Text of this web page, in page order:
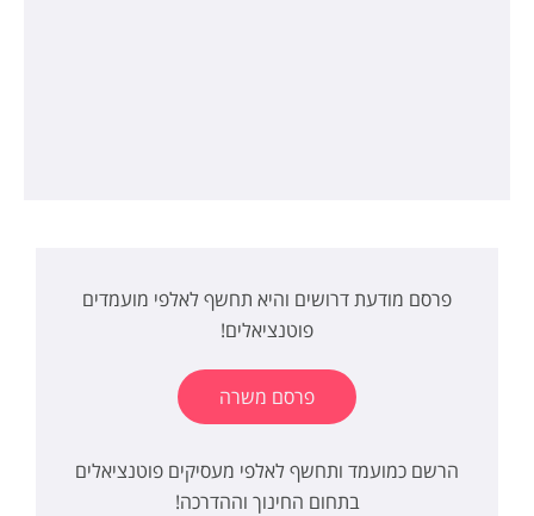
פרסם מודעת דרושים והיא תחשף לאלפי מועמדים
פוטנציאלים!
פרסם משרה
הרשם כמועמד ותחשף לאלפי מעסיקים פוטנציאלים
בתחום החינוך וההדרכה!